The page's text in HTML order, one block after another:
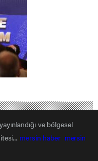
ve bölgesel
mersin haber mersin